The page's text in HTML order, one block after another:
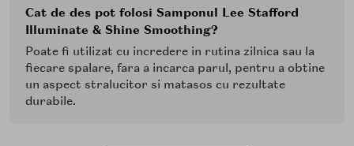
Cat de des pot folosi Samponul Lee Stafford
Illuminate & Shine Smoothing?
Poate fi utilizat cu incredere in rutina zilnica sau la
fiecare spalare, fara a incarca parul, pentru a obtine
un aspect stralucitor si matasos cu rezultate
durabile.